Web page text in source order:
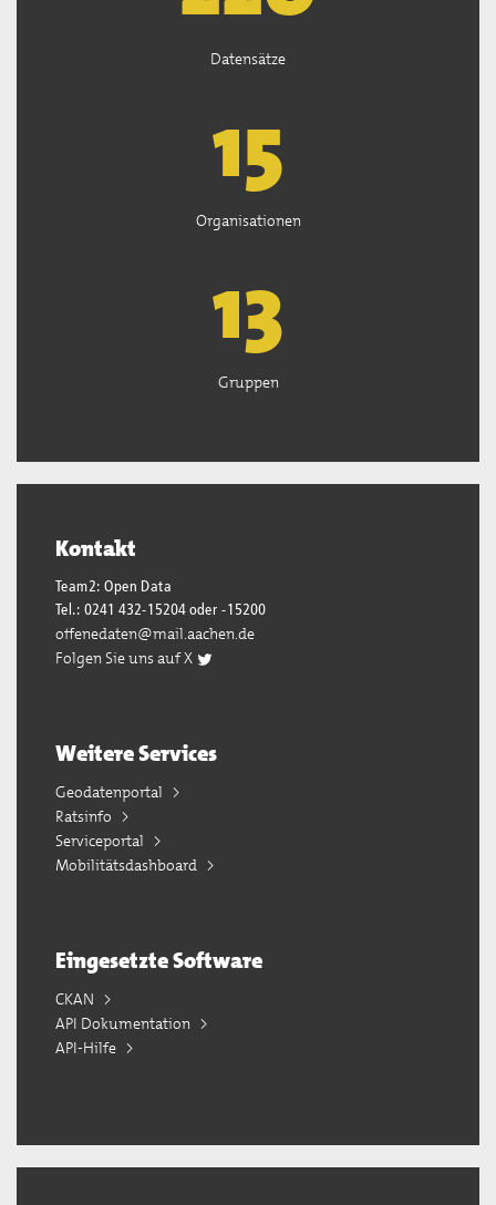
Datensätze
15
Organisationen
13
Gruppen
Kontakt
Team2: Open Data
Tel.: 0241 432-15204 oder -15200
offenedaten@mail.aachen.de
Folgen Sie uns auf X
Weitere Services
Geodatenportal
Ratsinfo
Serviceportal
Mobilitätsdashboard
Eingesetzte Software
CKAN
API Dokumentation
API-Hilfe